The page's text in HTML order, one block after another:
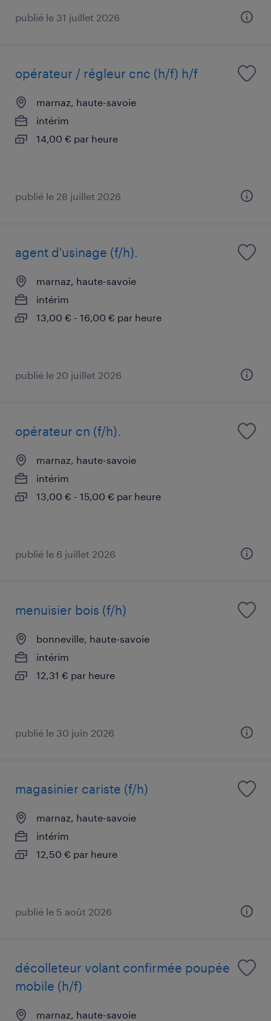
publié le 31 juillet 2026
opérateur / régleur cnc (h/f) h/f
marnaz, haute-savoie
intérim
14,00 € par heure
publié le 28 juillet 2026
agent d'usinage (f/h).
marnaz, haute-savoie
intérim
13,00 € - 16,00 € par heure
publié le 20 juillet 2026
opérateur cn (f/h).
marnaz, haute-savoie
intérim
13,00 € - 15,00 € par heure
publié le 6 juillet 2026
menuisier bois (f/h)
bonneville, haute-savoie
intérim
12,31 € par heure
publié le 30 juin 2026
magasinier cariste (f/h)
marnaz, haute-savoie
intérim
12,50 € par heure
publié le 5 août 2026
décolleteur volant confirmée poupée
mobile (h/f)
marnaz, haute-savoie